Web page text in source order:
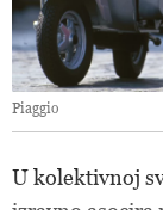
Piaggio
U kolektivnoj